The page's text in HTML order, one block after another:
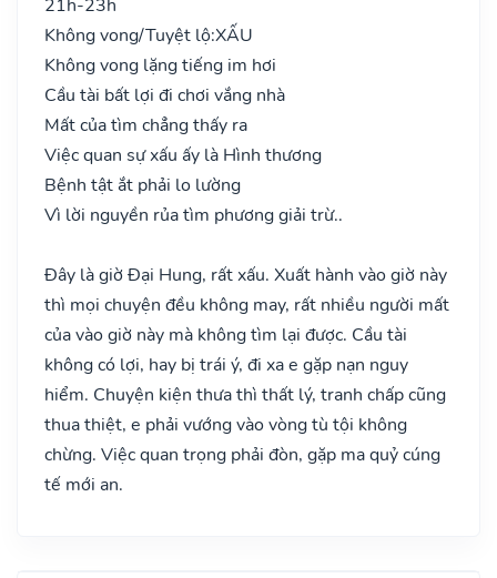
21h-23h
Không vong/Tuyệt lộ:XẤU
Không vong lặng tiếng im hơi
Cầu tài bất lợi đi chơi vắng nhà
Mất của tìm chẳng thấy ra
Việc quan sự xấu ấy là Hình thương
Bệnh tật ắt phải lo lường
Vì lời nguyền rủa tìm phương giải trừ..
Đây là giờ Đại Hung, rất xấu. Xuất hành vào giờ này
thì mọi chuyện đều không may, rất nhiều người mất
của vào giờ này mà không tìm lại được. Cầu tài
không có lợi, hay bị trái ý, đi xa e gặp nạn nguy
hiểm. Chuyện kiện thưa thì thất lý, tranh chấp cũng
thua thiệt, e phải vướng vào vòng tù tội không
chừng. Việc quan trọng phải đòn, gặp ma quỷ cúng
tế mới an.